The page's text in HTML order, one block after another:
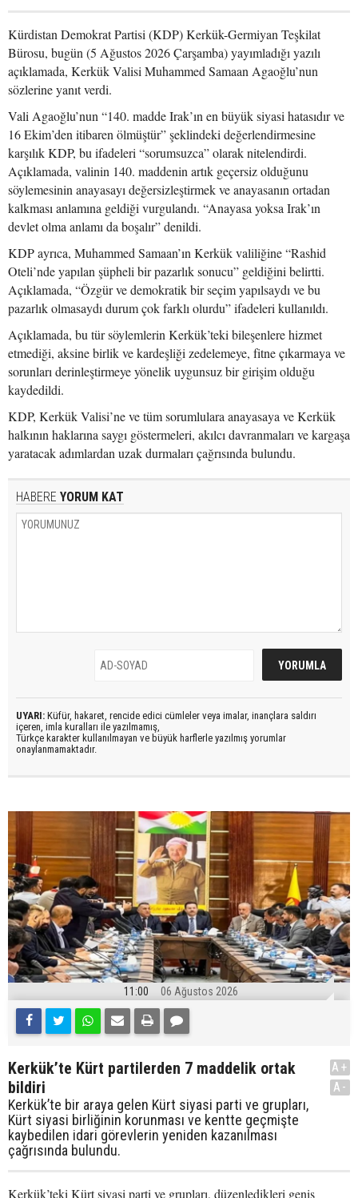
Kürdistan Demokrat Partisi (KDP) Kerkük-Germiyan Teşkilat
Bürosu, bugün (5 Ağustos 2026 Çarşamba) yayımladığı yazılı
açıklamada, Kerkük Valisi Muhammed Samaan Agaoğlu’nun
sözlerine yanıt verdi.
Vali Agaoğlu’nun “140. madde Irak’ın en büyük siyasi hatasıdır ve
16 Ekim’den itibaren ölmüştür” şeklindeki değerlendirmesine
karşılık KDP, bu ifadeleri “sorumsuzca” olarak nitelendirdi.
Açıklamada, valinin 140. maddenin artık geçersiz olduğunu
söylemesinin anayasayı değersizleştirmek ve anayasanın ortadan
kalkması anlamına geldiği vurgulandı. “Anayasa yoksa Irak’ın
devlet olma anlamı da boşalır” denildi.
KDP ayrıca, Muhammed Samaan’ın Kerkük valiliğine “Rashid
Oteli’nde yapılan şüpheli bir pazarlık sonucu” geldiğini belirtti.
Açıklamada, “Özgür ve demokratik bir seçim yapılsaydı ve bu
pazarlık olmasaydı durum çok farklı olurdu” ifadeleri kullanıldı.
Açıklamada, bu tür söylemlerin Kerkük’teki bileşenlere hizmet
etmediği, aksine birlik ve kardeşliği zedelemeye, fitne çıkarmaya ve
sorunları derinleştirmeye yönelik uygunsuz bir girişim olduğu
kaydedildi.
KDP, Kerkük Valisi’ne ve tüm sorumlulara anayasaya ve Kerkük
halkının haklarına saygı göstermeleri, akılcı davranmaları ve kargaşa
yaratacak adımlardan uzak durmaları çağrısında bulundu.
HABERE YORUM KAT
UYARI: Küfür, hakaret, rencide edici cümleler veya imalar, inançlara saldırı
içeren, imla kuralları ile yazılmamış,
Türkçe karakter kullanılmayan ve büyük harflerle yazılmış yorumlar
onaylanmamaktadır.
11:00 06 Ağustos 2026
Kerkük’te Kürt partilerden 7 maddelik ortak
bildiri
Kerkük’te bir araya gelen Kürt siyasi parti ve grupları,
Kürt siyasi birliğinin korunması ve kentte geçmişte
kaybedilen idari görevlerin yeniden kazanılması
çağrısında bulundu.
A+
A-
Kerkük’teki Kürt siyasi parti ve grupları, düzenledikleri geniş